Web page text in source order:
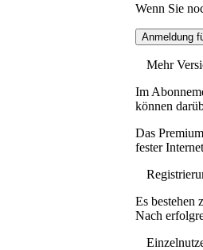
Wenn Sie
Mehr
Im
können
Das
fester
Es bestehen
Nach